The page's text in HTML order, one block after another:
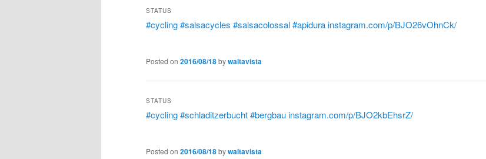
STATUS
#cycling#salsacycles #salsacolossal#apidurainstagram.com/p/BJO26vOhnCk/
Posted on 2016/08/18bywaltavista
STATUS
#cycling#schladitzerbucht#bergbauinstagram.com/p/BJO2kbEhsrZ/
Posted on 2016/08/18bywaltavista